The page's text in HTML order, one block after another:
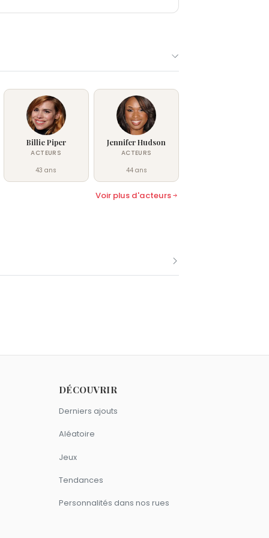
Billie Piper
ACTEURS
43 ans
Jennifer Hudson
ACTEURS
44 ans
Voir plus d'acteurs
DÉCOUVRIR
Derniers ajouts
Aléatoire
Jeux
Tendances
Personnalités dans nos rues